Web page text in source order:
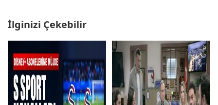
İlginizi Çekebilir